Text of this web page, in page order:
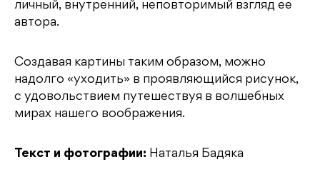
личный, внутренний, неповторимый взгляд ее
автора.
Создавая картины таким образом, можно
надолго «уходить» в проявляющийся рисунок,
с удовольствием путешествуя в волшебных
мирах нашего воображения.
Текст и фотографии: Наталья Бадяка